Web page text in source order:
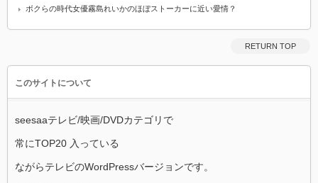
ボクらの時代女優霧島れいかのほぼストーカーに近い愛情？
RETURN TOP
このサイトについて
seesaaテレビ/映画/DVDカテゴリで
常にTOP20 入っている
ながらテレビのWordPressバージョンです。